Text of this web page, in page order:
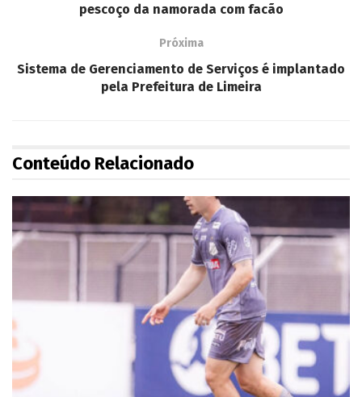
pescoço da namorada com facão
Próxima
Sistema de Gerenciamento de Serviços é implantado
pela Prefeitura de Limeira
Conteúdo Relacionado